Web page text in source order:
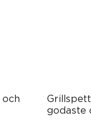
godaste